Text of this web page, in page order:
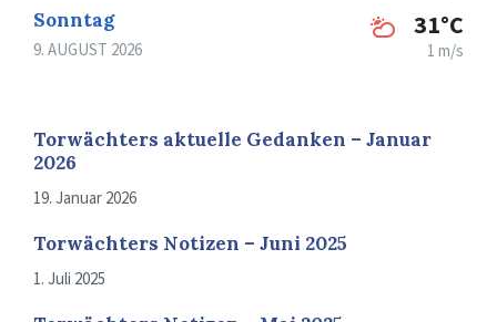
Sonntag
9. AUGUST 2026
31°C
1 m/s
Torwächters aktuelle Gedanken – Januar
2026
19. Januar 2026
Torwächters Notizen – Juni 2025
1. Juli 2025